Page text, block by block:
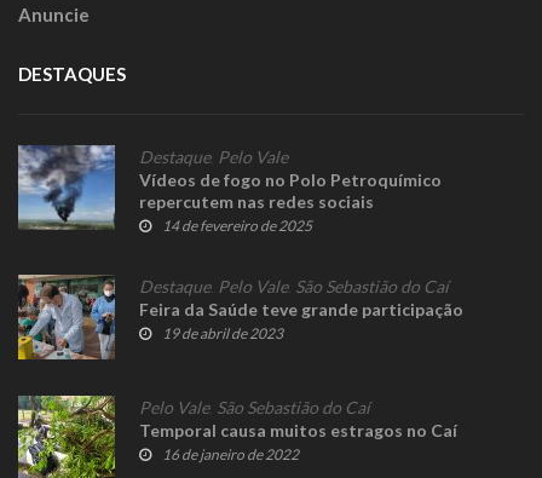
Anuncie
DESTAQUES
Destaque, Pelo Vale
Vídeos de fogo no Polo Petroquímico
repercutem nas redes sociais
14 de fevereiro de 2025
Destaque, Pelo Vale, São Sebastião do Caí
Feira da Saúde teve grande participação
19 de abril de 2023
Pelo Vale, São Sebastião do Caí
Temporal causa muitos estragos no Caí
16 de janeiro de 2022